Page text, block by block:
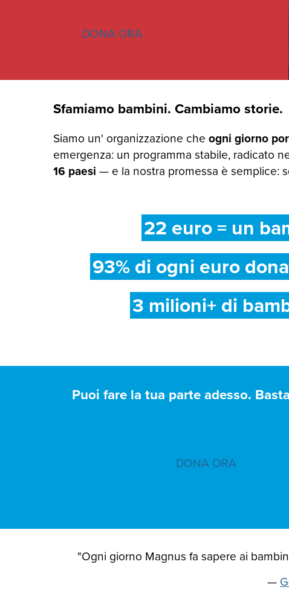
DONA ORA
Sfamiamo bambini. Cambiamo storie.
Siamo un' organizzazione che ogni giorno
emergenza: un programma stabile, radicato
16 paesi — e la nostra promessa è semplice:
22 euro = un
93% di ogni euro
3 milioni+ di
Puoi fare la tua parte adesso.
DONA ORA
"Ogni giorno Magnus fa sapere ai
—